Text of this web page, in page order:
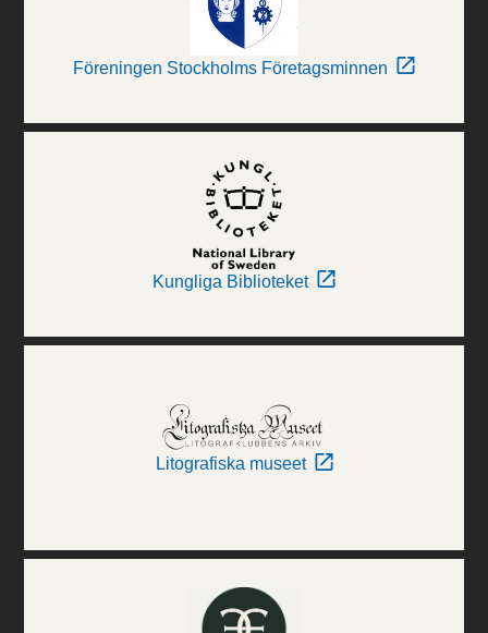
Föreningen Stockholms Företagsminnen
Kungliga Biblioteket
Litografiska museet